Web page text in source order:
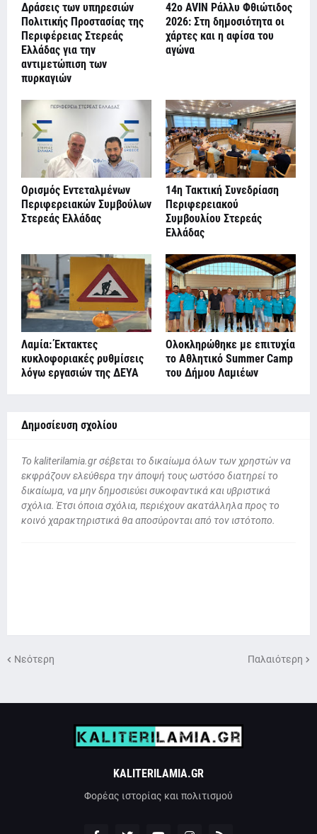
Δράσεις των υπηρεσιών
Πολιτικής Προστασίας της
Περιφέρειας Στερεάς
Ελλάδας για την
αντιμετώπιση των
πυρκαγιών
42ο AVIN Ράλλυ Φθιώτιδος
2026: Στη δημοσιότητα οι
χάρτες και η αφίσα του
αγώνα
Ορισμός Εντεταλμένων
Περιφερειακών Συμβούλων
Στερεάς Ελλάδας
14η Τακτική Συνεδρίαση
Περιφερειακού
Συμβουλίου Στερεάς
Ελλάδας
Λαμία: Έκτακτες
κυκλοφοριακές ρυθμίσεις
λόγω εργασιών της ΔΕΥΑ
Ολοκληρώθηκε με επιτυχία
το Αθλητικό Summer Camp
του Δήμου Λαμιέων
Δημοσίευση σχολίου
To kaliterilamia.gr σέβεται το δικαίωμα όλων των χρηστών να
εκφράζουν ελεύθερα την άποψή τους ωστόσο διατηρεί το
δικαίωμα, να μην δημοσιεύει συκοφαντικά και υβριστικά
σχόλια. Έτσι όποια σχόλια, περιέχουν ακατάλληλα προς το
κοινό χαρακτηριστικά θα αποσύρονται από τον ιστότοπο.
Νεότερη Παλαιότερη
KALITERILAMIA.GR
Φορέας ιστορίας και πολιτισμού